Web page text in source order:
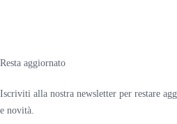
Resta aggiornato
Iscriviti alla nostra newsletter per restare
e novità.